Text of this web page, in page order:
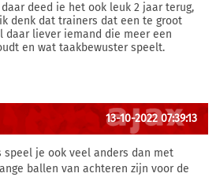
deed ie het ook leuk 2 jaar terug,
denk dat trainers dat een te groot
daar liever iemand die meer een
en wat taakbewuster speelt.
13-10-2022 07:39:13
speel je ook veel anders dan met
ballen van achteren zijn voor de